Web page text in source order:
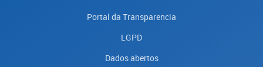
Portal da Transparencia
LGPD
Dados abertos